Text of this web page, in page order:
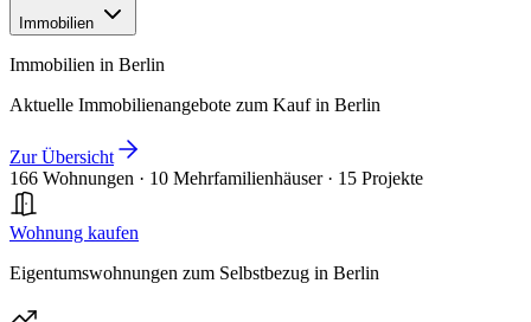
Immobilien
Immobilien in Berlin
Aktuelle Immobilienangebote zum Kauf in Berlin
Zur Übersicht
166 Wohnungen · 10 Mehrfamilienhäuser · 15 Projekte
Wohnung kaufen
Eigentumswohnungen zum Selbstbezug in Berlin